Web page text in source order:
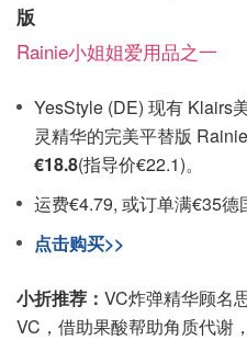
版
Rainie小姐姐爱用品之一
YesStyle (DE) 现有 Klairs
灵精华的完美平替版
€18.8(指导价€22.1)。
运费€4.79, 或订单满€35德
点击购买>>
小折推荐： VC炸弹精华顾名
VC，借助果酸帮助角质代谢